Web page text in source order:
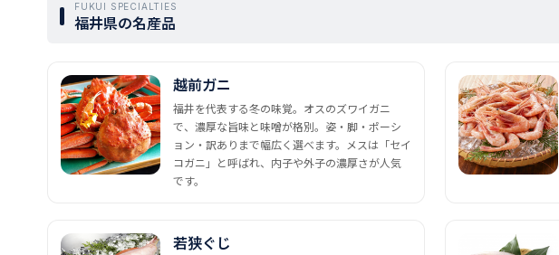
FUKUI SPECIALTIES
福井県の名産品
越前ガニ
福井を代表する冬の味覚。オスのズワイガニ
で、濃厚な旨味と味噌が格別。姿・脚・ポーシ
ョン・訳ありまで幅広く選べます。メスは「セイ
コガニ」と呼ばれ、内子や外子の濃厚さが人気
です。
若狭ぐじ